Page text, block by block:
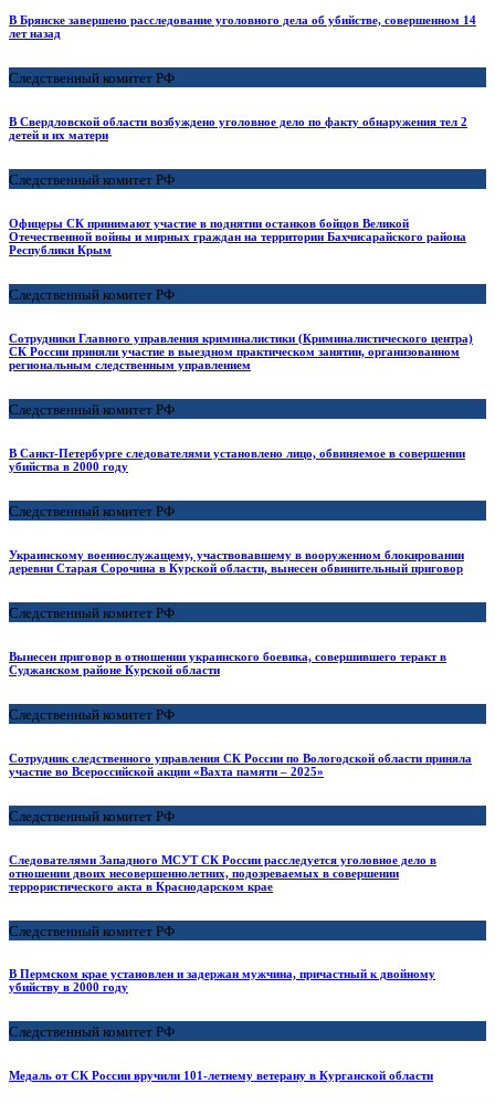
В Брянске завершено расследование уголовного дела об убийстве, совершенном 14
лет назад
Следственный комитет РФ
В Свердловской области возбуждено уголовное дело по факту обнаружения тел 2
детей и их матери
Следственный комитет РФ
Офицеры СК принимают участие в поднятии останков бойцов Великой
Отечественной войны и мирных граждан на территории Бахчисарайского района
Республики Крым
Следственный комитет РФ
Сотрудники Главного управления криминалистики (Криминалистического центра)
СК России приняли участие в выездном практическом занятии, организованном
региональным следственным управлением
Следственный комитет РФ
В Санкт-Петербурге следователями установлено лицо, обвиняемое в совершении
убийства в 2000 году
Следственный комитет РФ
Украинскому военнослужащему, участвовавшему в вооруженном блокировании
деревни Старая Сорочина в Курской области, вынесен обвинительный приговор
Следственный комитет РФ
Вынесен приговор в отношении украинского боевика, совершившего теракт в
Суджанском районе Курской области
Следственный комитет РФ
Сотрудник следственного управления СК России по Вологодской области приняла
участие во Всероссийской акции «Вахта памяти – 2025»
Следственный комитет РФ
Следователями Западного МСУТ СК России расследуется уголовное дело в
отношении двоих несовершеннолетних, подозреваемых в совершении
террористического акта в Краснодарском крае
Следственный комитет РФ
В Пермском крае установлен и задержан мужчина, причастный к двойному
убийству в 2000 году
Следственный комитет РФ
Медаль от СК России вручили 101-летнему ветерану в Курганской области